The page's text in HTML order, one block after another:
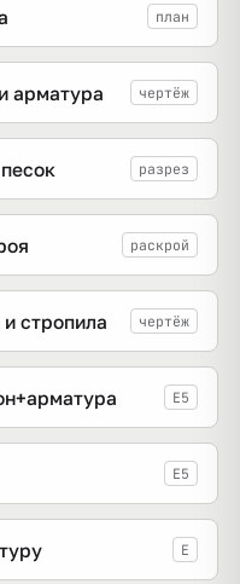
план
арматура чертёж
разрез
раскрой
стропила чертёж
E5
E5
E